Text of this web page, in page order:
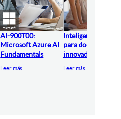
AI-900T00:
Microsoft Azure AI
Fundamentals
Leer más
Inteligencia
para docentes
innovadores
Leer más